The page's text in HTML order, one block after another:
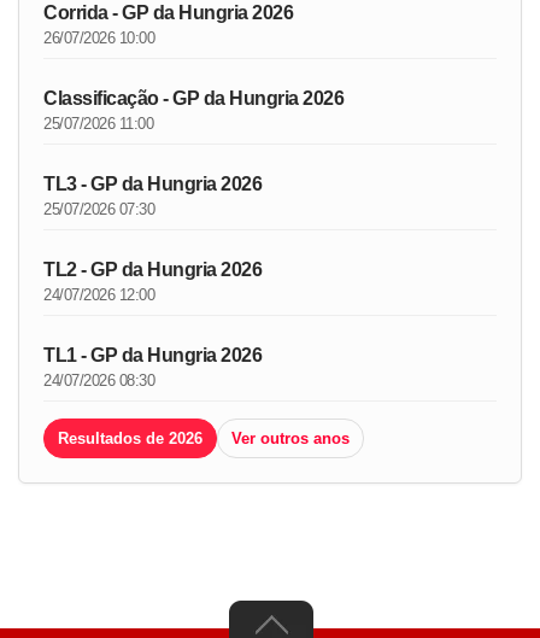
Corrida - GP da Hungria 2026
26/07/2026 10:00
Classificação - GP da Hungria 2026
25/07/2026 11:00
TL3 - GP da Hungria 2026
25/07/2026 07:30
TL2 - GP da Hungria 2026
24/07/2026 12:00
TL1 - GP da Hungria 2026
24/07/2026 08:30
Resultados de 2026 Ver outros anos